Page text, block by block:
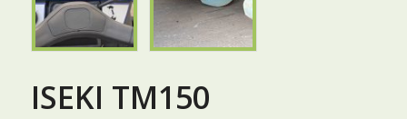
ISEKI TM150